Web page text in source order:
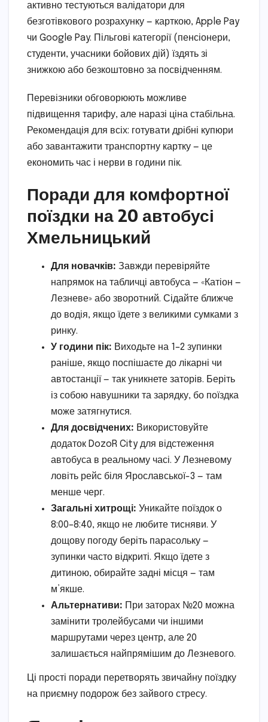
активно тестуються валідатори для
безготівкового розрахунку — карткою, Apple Pay
чи Google Pay. Пільгові категорії (пенсіонери,
студенти, учасники бойових дій) їздять зі
знижкою або безкоштовно за посвідченням.
Перевізники обговорюють можливе
підвищення тарифу, але наразі ціна стабільна.
Рекомендація для всіх: готувати дрібні купюри
або завантажити транспортну картку — це
економить час і нерви в години пік.
Поради для комфортної
поїздки на 20 автобусі
Хмельницький
Для новачків: Завжди перевіряйте
напрямок на табличці автобуса — «Катіон —
Лезневе» або зворотний. Сідайте ближче
до водія, якщо їдете з великими сумками з
ринку.
У години пік: Виходьте на 1–2 зупинки
раніше, якщо поспішаєте до лікарні чи
автостанції — так уникнете заторів. Беріть
із собою навушники та зарядку, бо поїздка
може затягнутися.
Для досвідчених: Використовуйте
додаток DozoR City для відстеження
автобуса в реальному часі. У Лезневому
ловіть рейс біля Ярославської-3 — там
менше черг.
Загальні хитрощі: Уникайте поїздок о
8:00–8:40, якщо не любите тисняви. У
дощову погоду беріть парасольку —
зупинки часто відкриті. Якщо їдете з
дитиною, обирайте задні місця — там
м’якше.
Альтернативи: При заторах №20 можна
замінити тролейбусами чи іншими
маршрутами через центр, але 20
залишається найпрямішим до Лезневого.
Ці прості поради перетворять звичайну поїздку
на приємну подорож без зайвого стресу.